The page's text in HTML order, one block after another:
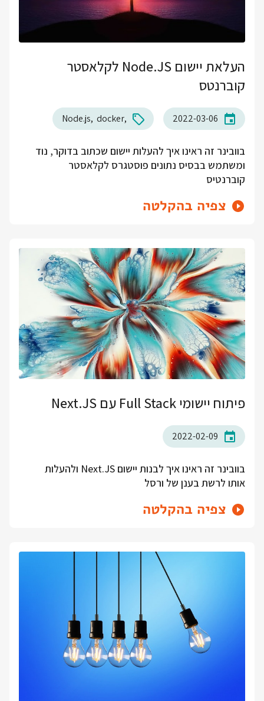
העלאת יישום Node.JS לקלאסטר
קוברנטס
2022-03-06
docker
Node.js
בוובינר זה ראינו איך להעלות יישום שכתוב בדוקר, נוד
ומשתמש בבסיס נתונים פוסטגרס לקלאסטר
קוברנטיס
צפיה בהקלטה
פיתוח יישומי Full Stack עם Next.JS
2022-02-09
בוובינר זה ראינו איך לבנות יישום Next.JS ולהעלות
אותו לרשת בענן של ורסל
צפיה בהקלטה